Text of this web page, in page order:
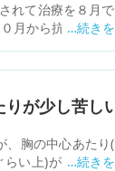
れて治療を８月
月から抗ガン剤
気をつければよい
りが少し苦し
、胸の中心あたり
い上)が少し苦